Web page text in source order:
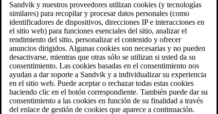
Sandvik y nuestros proveedores utilizan cookies (y tecnologías
similares) para recopilar y procesar datos personales (como
identificadores de dispositivos, direcciones IP e interacciones en
el sitio web) para funciones esenciales del sitio, analizar el
rendimiento del sitio, personalizar el contenido y ofrecer
anuncios dirigidos. Algunas cookies son necesarias y no pueden
desactivarse, mientras que otras sólo se utilizan si usted da su
consentimiento. Las cookies basadas en el consentimiento nos
ayudan a dar soporte a Sandvik y a individualizar su experiencia
en el sitio web. Puede aceptar o rechazar todas estas cookies
haciendo clic en el botón correspondiente. También puede dar su
consentimiento a las cookies en función de su finalidad a través
del enlace de gestión de cookies que aparece a continuación.